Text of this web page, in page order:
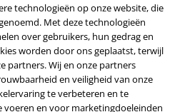
technologieën op onze website, die
Met deze technologieën
over gebruikers, hun gedrag en
worden door ons geplaatst, terwijl
partners. Wij en onze partners
en veiligheid van onze
te verbeteren en te
voeren en voor marketingdoeleinden
Group Company